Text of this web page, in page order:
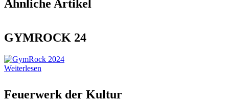
Ähnliche Artikel
GYMROCK 24
Weiterlesen
Feuerwerk der Kultur